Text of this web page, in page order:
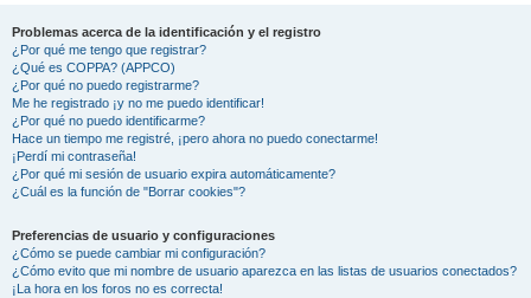
Problemas acerca de la identificación y el registro
¿Por qué me tengo que registrar?
¿Qué es COPPA? (APPCO)
¿Por qué no puedo registrarme?
Me he registrado ¡y no me puedo identificar!
¿Por qué no puedo identificarme?
Hace un tiempo me registré, ¡pero ahora no puedo conectarme!
¡Perdí mi contraseña!
¿Por qué mi sesión de usuario expira automáticamente?
¿Cuál es la función de "Borrar cookies"?
Preferencias de usuario y configuraciones
¿Cómo se puede cambiar mi configuración?
¿Cómo evito que mi nombre de usuario aparezca en las listas de usuarios conectados?
¡La hora en los foros no es correcta!